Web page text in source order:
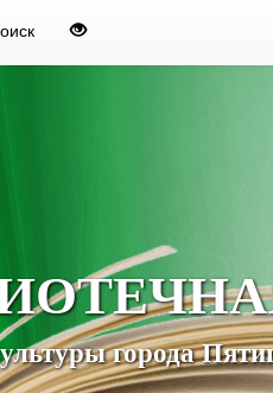
города